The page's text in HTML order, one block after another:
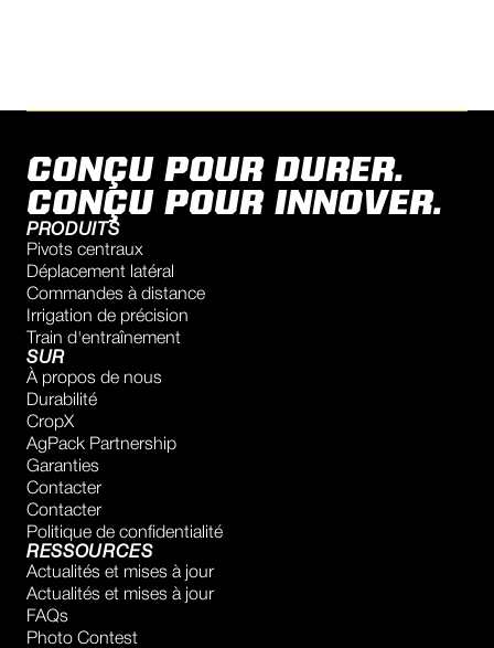
CONÇU POUR DURER.
CONÇU POUR INNOVER.
PRODUITS
Pivots centraux
Déplacement latéral
Commandes à distance
Irrigation de précision
Train d'entraînement
SUR
À propos de nous
Durabilité
CropX
AgPack Partnership
Garanties
Contacter
Contacter
Politique de confidentialité
RESSOURCES
Actualités et mises à jour
Actualités et mises à jour
FAQs
Photo Contest